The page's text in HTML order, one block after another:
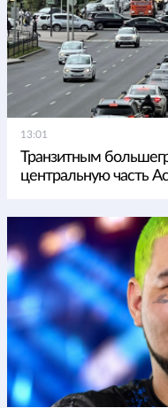
13:01
Транзитным
центральную часть